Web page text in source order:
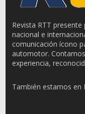
Revista RTT
nacional e
comunicación ícono
automotor.
experiencia,
También estamos en